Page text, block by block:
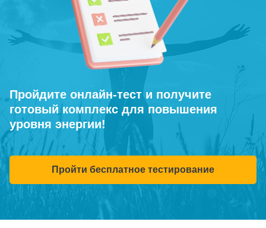
Пройдите онлайн-тест и получите
готовый комплекс для повышения
уровня энергии!
Пройти бесплатное тестирование